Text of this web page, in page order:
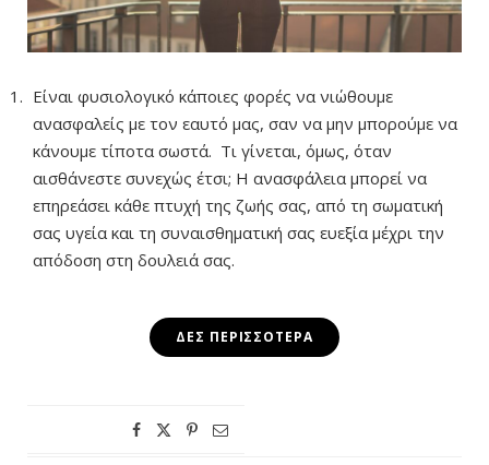
Είναι φυσιολογικό κάποιες φορές να νιώθουμε
ανασφαλείς με τον εαυτό μας, σαν να μην μπορούμε να
κάνουμε τίποτα σωστά. Τι γίνεται, όμως, όταν
αισθάνεστε συνεχώς έτσι; Η ανασφάλεια μπορεί να
επηρεάσει κάθε πτυχή της ζωής σας, από τη σωματική
σας υγεία και τη συναισθηματική σας ευεξία μέχρι την
απόδοση στη δουλειά σας.
ΔΕΣ ΠΕΡΙΣΣΌΤΕΡΑ